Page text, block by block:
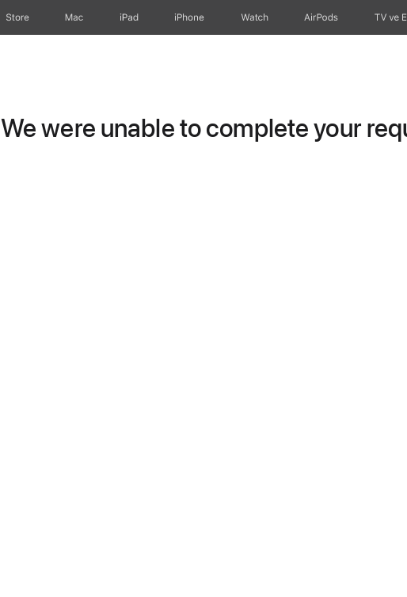
Store Mac iPad iPhone Watch AirPods TV ve
We were unable to complete your